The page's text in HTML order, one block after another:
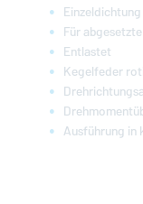
Einzeldichtung
Für
Entlastet
Kegelfeder
Ausführung in